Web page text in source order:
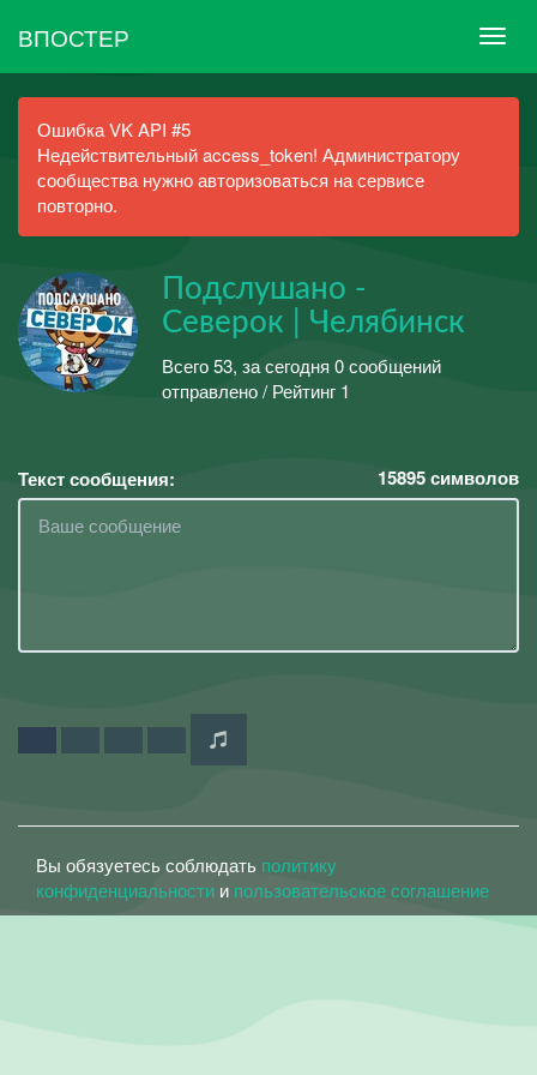
ВПОСТЕР
Ошибка VK API #5
Недействительный access_token! Администратору
сообщества нужно авторизоваться на сервисе
повторно.
Подслушано -
Северок | Челябинск
Всего 53, за сегодня 0 сообщений
отправлено / Рейтинг 1
Текст сообщения: 15895символов
Вы обязуетесь соблюдать политику
конфиденциальности и пользовательское соглашение